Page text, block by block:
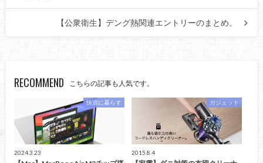
【公衆衛生】デング熱関連エントリーのまとめ。
RECOMMEND こちらの記事も人気です。
快適に暮らす
2024.3.23
ガジェット
2015.8.4